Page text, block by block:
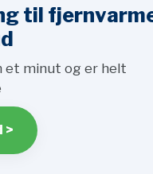
til
et minut og er helt
>